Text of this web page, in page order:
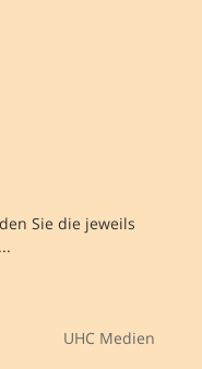
Sie die jeweils
UHC Medien